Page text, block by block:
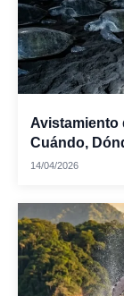
Avistamiento
Cuándo,
14/04/2026